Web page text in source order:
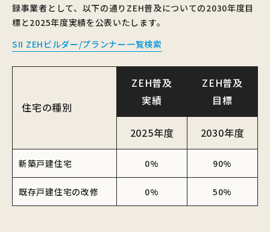
録事業者として、 以下の通りZEH普及についての2030年度目
標と2025年度実績を公表いたします。
SII ZEHビルダー/プランナー一覧検索
住宅の種別
ZEH普及
実績
ZEH普及
目標
2025年度 2030年度
新築戸建住宅 0% 90%
既存戸建住宅の改修 0% 50%